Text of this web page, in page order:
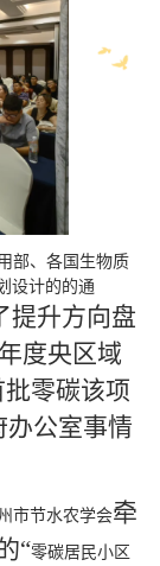
部、各国生物质
设计的的通
提升方向盘
度央区域
零碳该项
办公室事情
市节水农学会牵
“零碳居民小区